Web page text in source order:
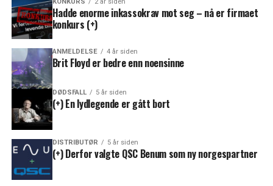
KONKURS 2 år siden
Hadde enorme inkassokrav mot seg – nå er firmaet
konkurs (+)
ANMELDELSE 4 år siden
Brit Floyd er bedre enn noensinne
DØDSFALL 5 år siden
(+) En lydlegende er gått bort
DISTRIBUTØR 5 år siden
(+) Derfor valgte QSC Benum som ny norgespartner